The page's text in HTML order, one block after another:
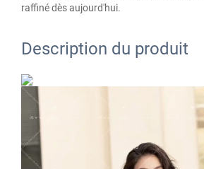
raffiné dès aujourd'hui.
Description du produit